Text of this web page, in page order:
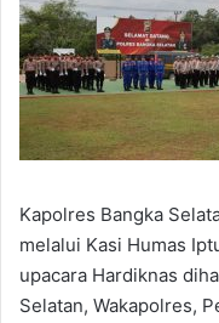
Kapolres Bangka
melalui Kasi Humas
upacara Hardiknas
Selatan, Wakapolres,